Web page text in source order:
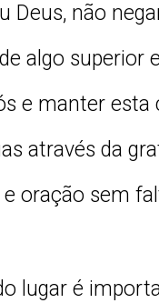
Deus, não
algo superior
e manter esta
através da
oração sem
lugar é